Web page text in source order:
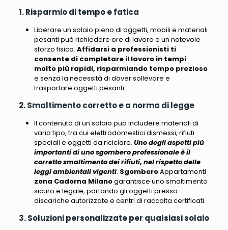
1. Risparmio di tempo e fatica
Liberare un solaio pieno di oggetti, mobili e materiali
pesanti può richiedere ore di lavoro e un notevole
sforzo fisico. Affidarsi a professionisti ti
consente di completare il lavoro in tempi
molto più rapidi, risparmiando tempo prezioso
e senza la necessità di dover sollevare e
trasportare oggetti pesanti.
2. Smaltimento corretto e a norma di legge
Il contenuto di un solaio può includere materiali di
vario tipo, tra cui elettrodomestici dismessi, rifiuti
speciali e oggetti da riciclare. Uno degli aspetti più
importanti di uno sgombero professionale è il
corretto smaltimento dei rifiuti, nel rispetto delle
leggi ambientali vigenti. SgomberoAppartamenti
zona Cadorna Milanogarantisce uno smaltimento
sicuro e legale, portando gli oggetti presso
discariche autorizzate e centri di raccolta certificati.
3. Soluzioni personalizzate per qualsiasi solaio